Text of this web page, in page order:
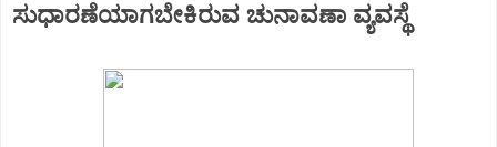
ಸುಧಾರಣೆಯಾಗಬೇಕಿರುವ ಚುನಾವಣಾ ವ್ಯವಸ್ಥೆ